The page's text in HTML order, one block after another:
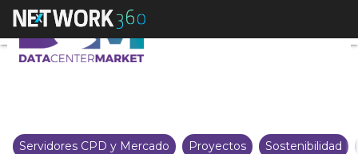
Data center definido por
Servidores CPD y Mercado Proyectos Sostenibilidad